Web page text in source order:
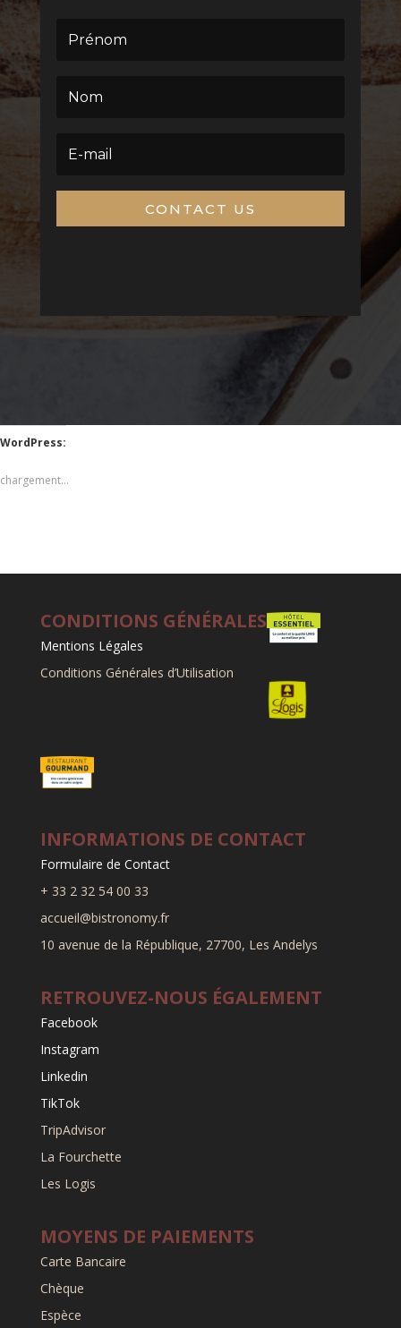
CONTACT US
WordPress:
chargement…
CONDITIONS GÉNÉRALES
Mentions Légales
Conditions Générales d’Utilisation
INFORMATIONS DE CONTACT
Formulaire de Contact
+ 33 2 32 54 00 33
accueil@bistronomy.fr
10 avenue de la République, 27700, Les Andelys
RETROUVEZ-NOUS ÉGALEMENT
Facebook
Instagram
Linkedin
TikTok
TripAdvisor
La Fourchette
Les Logis
MOYENS DE PAIEMENTS
Carte Bancaire
Chèque
Espèce